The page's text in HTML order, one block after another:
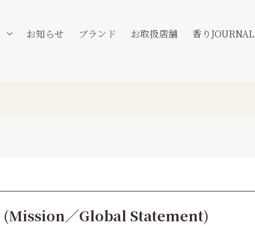
お知らせ ブランド お取扱店舗 香りJOURNAL
／Global Statement)